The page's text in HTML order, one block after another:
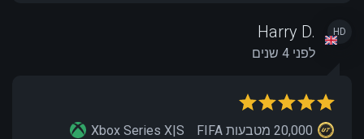
HD
Harry D.
לפני 4 שנים
Xbox Series X|S